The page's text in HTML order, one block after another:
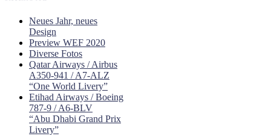
Neues Jahr, neues
Design
Preview WEF 2020
Diverse Fotos
Qatar Airways / Airbus
A350-941 / A7-ALZ
“One World Livery”
Etihad Airways / Boeing
787-9 / A6-BLV
“Abu Dhabi Grand Prix
Livery”